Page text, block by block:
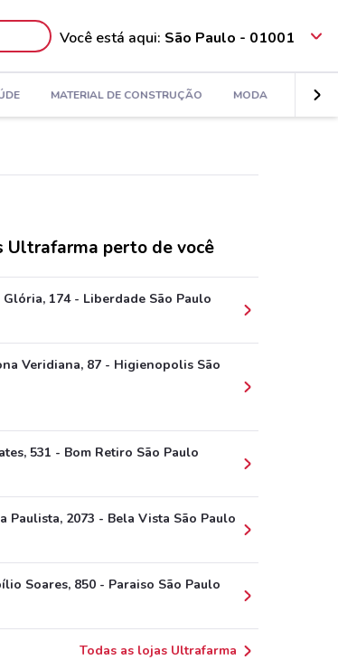
Você está aqui: São Paulo - 01001
MATERIAL DE CONSTRUÇÃO MODA
Ultrafarma perto de você
Glória, 174 - Liberdade São Paulo
Veridiana, 87 - Higienopolis São
531 - Bom Retiro São Paulo
Paulista, 2073 - Bela Vista São Paulo
Soares, 850 - Paraiso São Paulo
Todas as lojas Ultrafarma